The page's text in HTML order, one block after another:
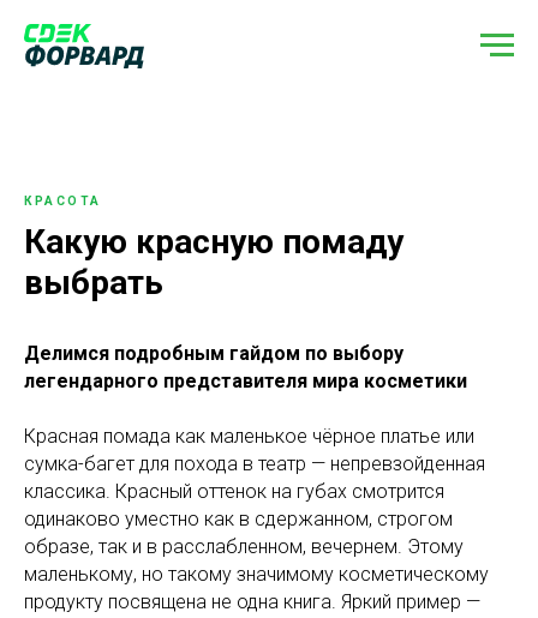
КРАСОТА
Какую красную помаду
выбрать
Делимся подробным гайдом по выбору
легендарного представителя мира косметики
Красная помада как маленькое чёрное платье или
сумка-багет для похода в театр — непревзойденная
классика. Красный оттенок на губах смотрится
одинаково уместно как в сдержанном, строгом
образе, так и в расслабленном, вечернем. Этому
маленькому, но такому значимому косметическому
продукту посвящена не одна книга. Яркий пример —